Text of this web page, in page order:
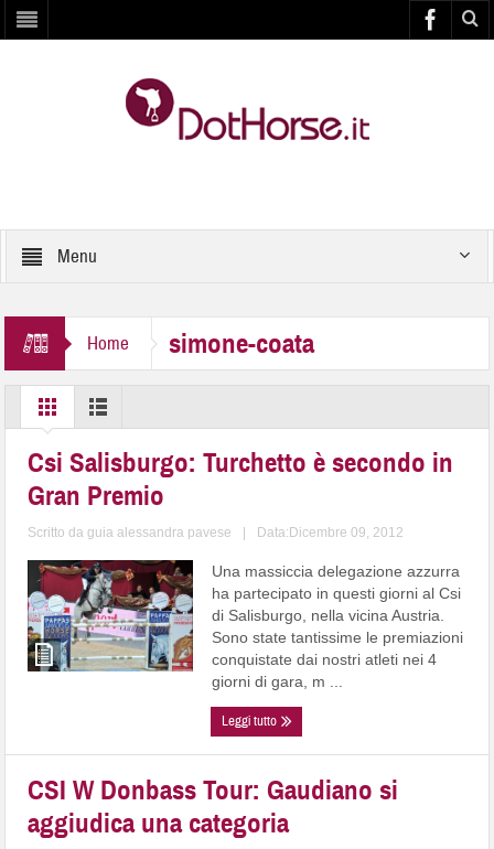
Menu
Home simone-coata
Csi Salisburgo: Turchetto è secondo in
Gran Premio
Scritto daguia alessandra pavese Data:Dicembre 09, 2012
Una massiccia delegazione azzurra
ha partecipato in questi giorni al Csi
di Salisburgo, nella vicina Austria.
Sono state tantissime le premiazioni
conquistate dai nostri atleti nei 4
giorni di gara, m ...
Leggi tutto
CSI W Donbass Tour: Gaudiano si
aggiudica una categoria